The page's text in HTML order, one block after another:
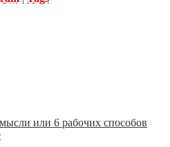
или 6 рабочих способов